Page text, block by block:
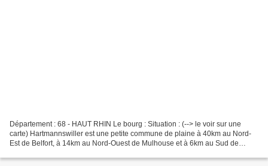
Département : 68 - HAUT RHIN Le bourg : Situation : (--> le voir sur une
carte) Hartmannswiller est une petite commune de plaine à 40km au Nord-
Est de Belfort, à 14km au Nord-Ouest de Mulhouse et à 6km au Sud de